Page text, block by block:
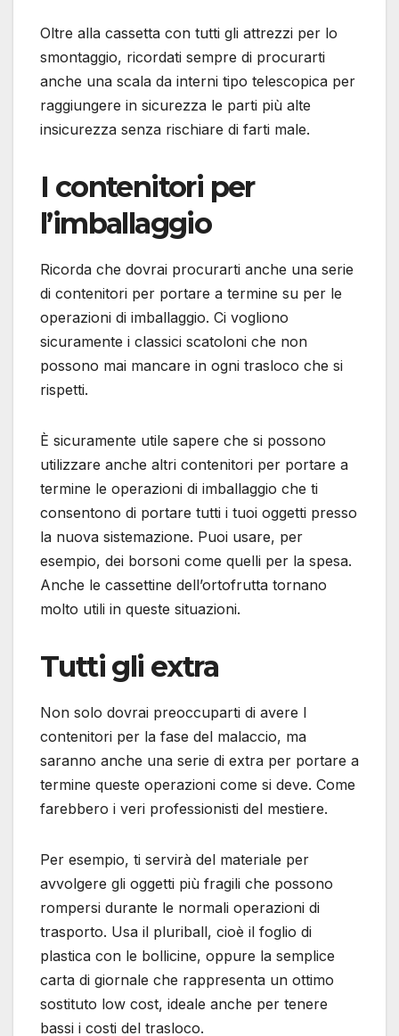
Oltre alla cassetta con tutti gli attrezzi per lo
smontaggio, ricordati sempre di procurarti
anche una scala da interni tipo telescopica per
raggiungere in sicurezza le parti più alte
insicurezza senza rischiare di farti male.
I contenitori per
l’imballaggio
Ricorda che dovrai procurarti anche una serie
di contenitori per portare a termine su per le
operazioni di imballaggio. Ci vogliono
sicuramente i classici scatoloni che non
possono mai mancare in ogni trasloco che si
rispetti.
È sicuramente utile sapere che si possono
utilizzare anche altri contenitori per portare a
termine le operazioni di imballaggio che ti
consentono di portare tutti i tuoi oggetti presso
la nuova sistemazione. Puoi usare, per
esempio, dei borsoni come quelli per la spesa.
Anche le cassettine dell’ortofrutta tornano
molto utili in queste situazioni.
Tutti gli extra
Non solo dovrai preoccuparti di avere I
contenitori per la fase del malaccio, ma
saranno anche una serie di extra per portare a
termine queste operazioni come si deve. Come
farebbero i veri professionisti del mestiere.
Per esempio, ti servirà del materiale per
avvolgere gli oggetti più fragili che possono
rompersi durante le normali operazioni di
trasporto. Usa il pluriball, cioè il foglio di
plastica con le bollicine, oppure la semplice
carta di giornale che rappresenta un ottimo
sostituto low cost, ideale anche per tenere
bassi i costi del trasloco.